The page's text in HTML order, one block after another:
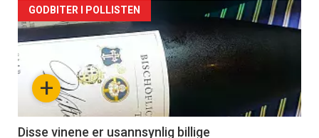
+
GODBITER I POLLISTEN
Disse vinene er usannsynlig billige